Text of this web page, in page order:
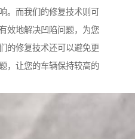
。而我们的修复技术则可
效地解决凹陷问题，为您
的修复技术还可以避免更
，让您的车辆保持较高的